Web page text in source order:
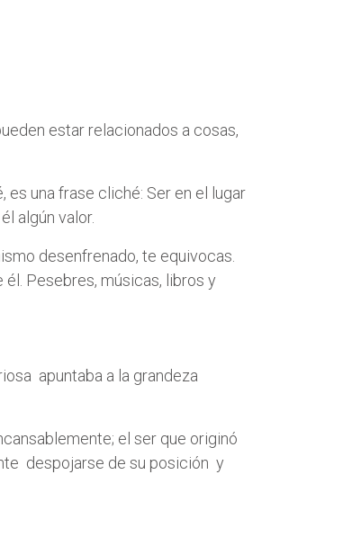
estar relacionados a cosas,
es una frase cliché: Ser en el lugar
algún valor.
desenfrenado, te equivocas.
él. Pesebres, músicas, libros y
apuntaba a la grandeza
el ser que originó
despojarse de su posición y